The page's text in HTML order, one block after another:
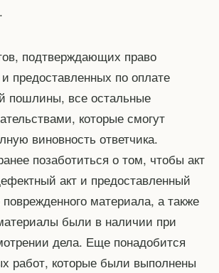
подтверждающих право
предоставленных по оплате
пошлины, все остальные
которые смогут
виновность ответчика.
позаботиться о том, чтобы акт
акт и предоставленный
поврежденного материала, а также
были в наличии при
дела. Еще понадобится
работ, которые были выполнены